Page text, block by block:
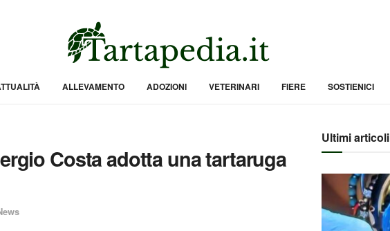
ALLEVAMENTO ADOZIONI VETERINARI FIERE SOSTIENICI
Costa adotta una tartaruga
Ultimi articoli